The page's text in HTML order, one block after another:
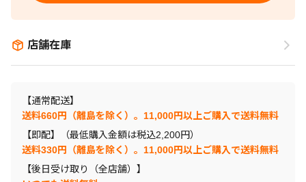
店舗在庫
【通常配送】
送料660円（離島を除く）。11,000円以上ご購入で送料無料
【即配】（最低購入金額は税込2,200円）
送料330円（離島を除く）。11,000円以上ご購入で送料無料
【後日受け取り（全店舗）】